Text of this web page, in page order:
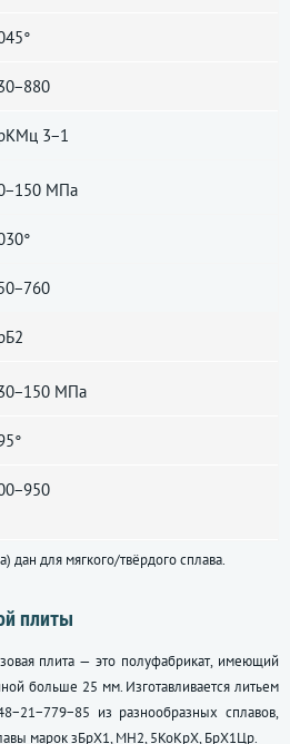
3−1
МПа
МПа
для мягкого/твёрдого сплава.
плиты
плита — это полуфабрикат, имеющий
больше 25 мм. Изготавливается литьем
из разнообразных сплавов,
марок зБрХ1, МН2, 5КоКрХ, БрХ1Цр.